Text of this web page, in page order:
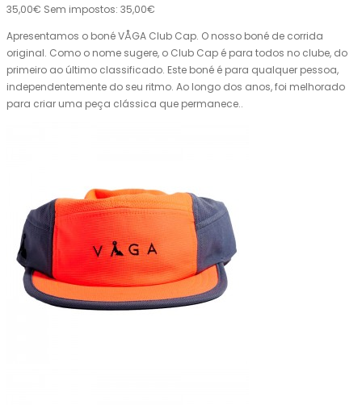
35,00€ Sem impostos: 35,00€
Apresentamos o boné VÅGA Club Cap. O nosso boné de corrida
original. Como o nome sugere, o Club Cap é para todos no clube, do
primeiro ao último classificado. Este boné é para qualquer pessoa,
independentemente do seu ritmo. Ao longo dos anos, foi melhorado
para criar uma peça clássica que permanece..